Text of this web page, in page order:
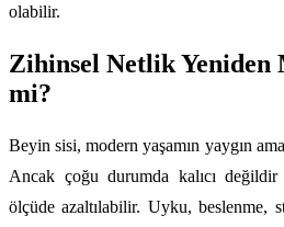
olabilir.
Zihinsel Netlik
mi?
Beyin sisi, modern yaşamın yaygın
Ancak çoğu durumda kalıcı
ölçüde azaltılabilir. Uyku, beslenme,